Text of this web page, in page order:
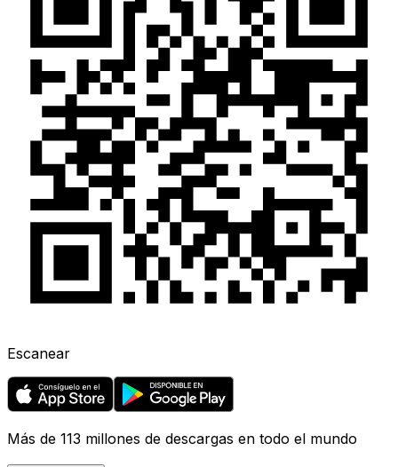
Escanear
Más de 113 millones de descargas en todo el mundo